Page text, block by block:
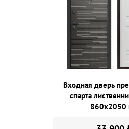
Входная дверь
спарта
860х2050